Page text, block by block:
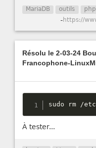
MariaDB outils php
-
Résolu le 2-03-24
Francophone-
sudo rm /etc
À tester...